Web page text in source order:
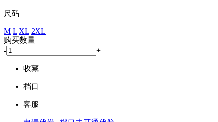
尺码
M L XL 2XL
购买数量
-
+
收藏
档口
客服